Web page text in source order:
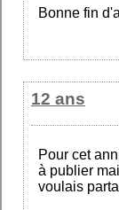
Bonne fin
12 ans
Pour cet
à publier
voulais